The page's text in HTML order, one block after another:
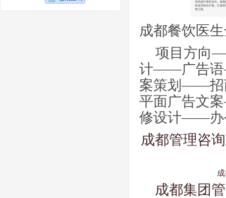
成都餐饮医
项目方向
计——广告语
案策划——
平面广告文案
修设计——
成都管理咨
成都集团